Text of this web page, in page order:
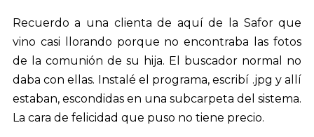
Recuerdo a una clienta de aquí de la Safor que
vino casi llorando porque no encontraba las fotos
de la comunión de su hija. El buscador normal no
daba con ellas. Instalé el programa, escribí .jpg y allí
estaban, escondidas en una subcarpeta del sistema.
La cara de felicidad que puso no tiene precio.